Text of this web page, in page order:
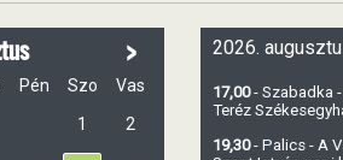
>
Pén Szo
Vas
1
2
2026.
17,00- Szabadka
Teréz
19,30- Palics - A